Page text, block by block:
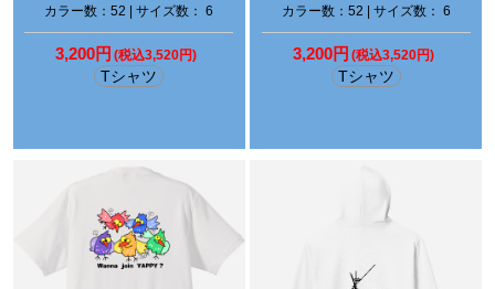
カラー数：52 | サイズ数： 6
3,200円 (税込3,520円)
Tシャツ
カラー数：52 | サイズ数： 6
3,200円 (税込3,520円)
Tシャツ